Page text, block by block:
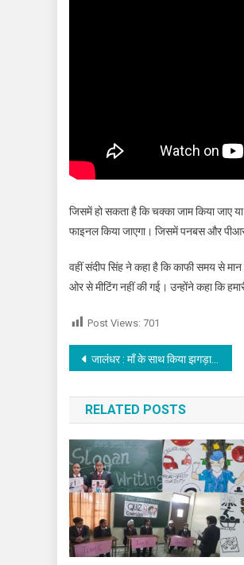
जिसमें हो सकता है कि चक्का जाम किया जाए
फाइनल किया जाएगा। जिसमें पनबस और
वहीं संदीप सिंह ने कहा है कि काफी समय से
ओर से मीटिंग नहीं की गई। उन्होंने कहा कि
Post Views: 701
Post navigation
जालंधर : माँ के साथ किया झगड़ा,फिर व्यक्ति ने की पवित्र ग्रन्थ गुटका साहिब की बेअदबी
RELATED POSTS